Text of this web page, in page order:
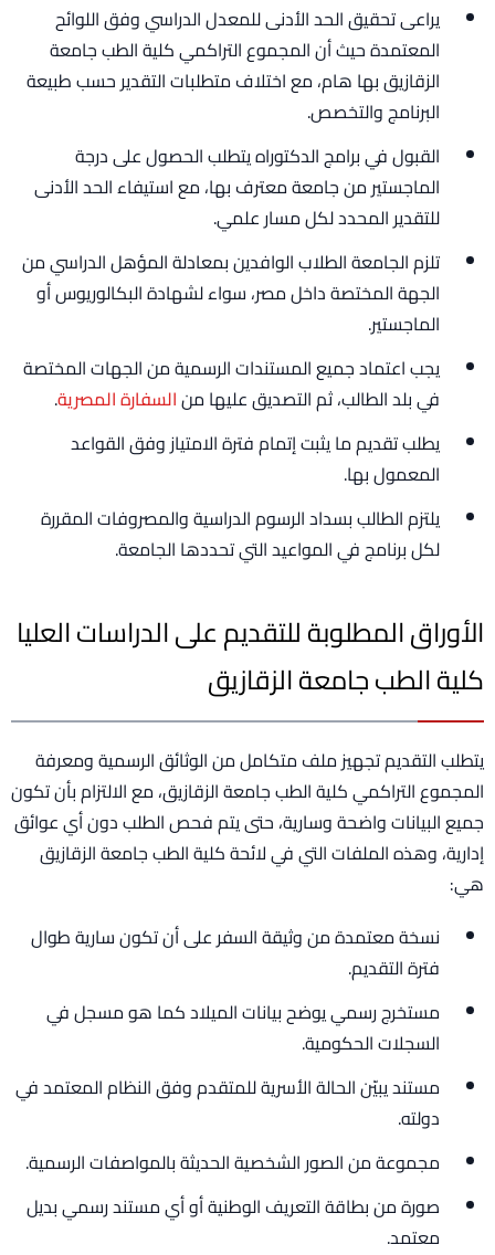
يراعى تحقيق الحد الأدنى للمعدل الدراسي وفق اللوائح
المعتمدة حيث أن المجموع التراكمي كلية الطب جامعة
الزقازيق بها هام، مع اختلاف متطلبات التقدير حسب طبيعة
البرنامج والتخصص.
القبول في برامج الدكتوراه يتطلب الحصول على درجة
الماجستير من جامعة معترف بها، مع استيفاء الحد الأدنى
للتقدير المحدد لكل مسار علمي.
تلزم الجامعة الطلاب الوافدين بمعادلة المؤهل الدراسي من
الجهة المختصة داخل مصر، سواء لشهادة البكالوريوس أو
الماجستير.
يجب اعتماد جميع المستندات الرسمية من الجهات المختصة
في بلد الطالب، ثم التصديق عليها منالسفارة المصرية.
يطلب تقديم ما يثبت إتمام فترة الامتياز وفق القواعد
المعمول بها.
يلتزم الطالب بسداد الرسوم الدراسية والمصروفات المقررة
لكل برنامج في المواعيد التي تحددها الجامعة.
الأوراق المطلوبة للتقديم على الدراسات العليا
كلية الطب جامعة الزقازيق
يتطلب التقديم تجهيز ملف متكامل من الوثائق الرسمية ومعرفة
المجموع التراكمي كلية الطب جامعة الزقازيق، مع الالتزام بأن تكون
جميع البيانات واضحة وسارية، حتى يتم فحص الطلب دون أي عوائق
إدارية، وهذه الملفات التي في لائحة كلية الطب جامعة الزقازيق
هي:
نسخة معتمدة من وثيقة السفر على أن تكون سارية طوال
فترة التقديم.
مستخرج رسمي يوضح بيانات الميلاد كما هو مسجل في
السجلات الحكومية.
مستند يبيّن الحالة الأسرية للمتقدم وفق النظام المعتمد في
دولته.
مجموعة من الصور الشخصية الحديثة بالمواصفات الرسمية.
صورة من بطاقة التعريف الوطنية أو أي مستند رسمي بديل
معتمد.